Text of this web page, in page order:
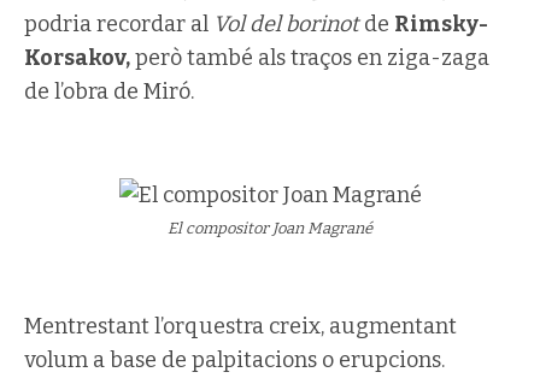
podria recordar al Vol del borinotde Rimsky-
Korsakov,però també als traços en ziga-zaga
de l’obra de Miró.
El compositor Joan Magrané
Mentrestant l’orquestra creix, augmentant
volum a base de palpitacions o erupcions.